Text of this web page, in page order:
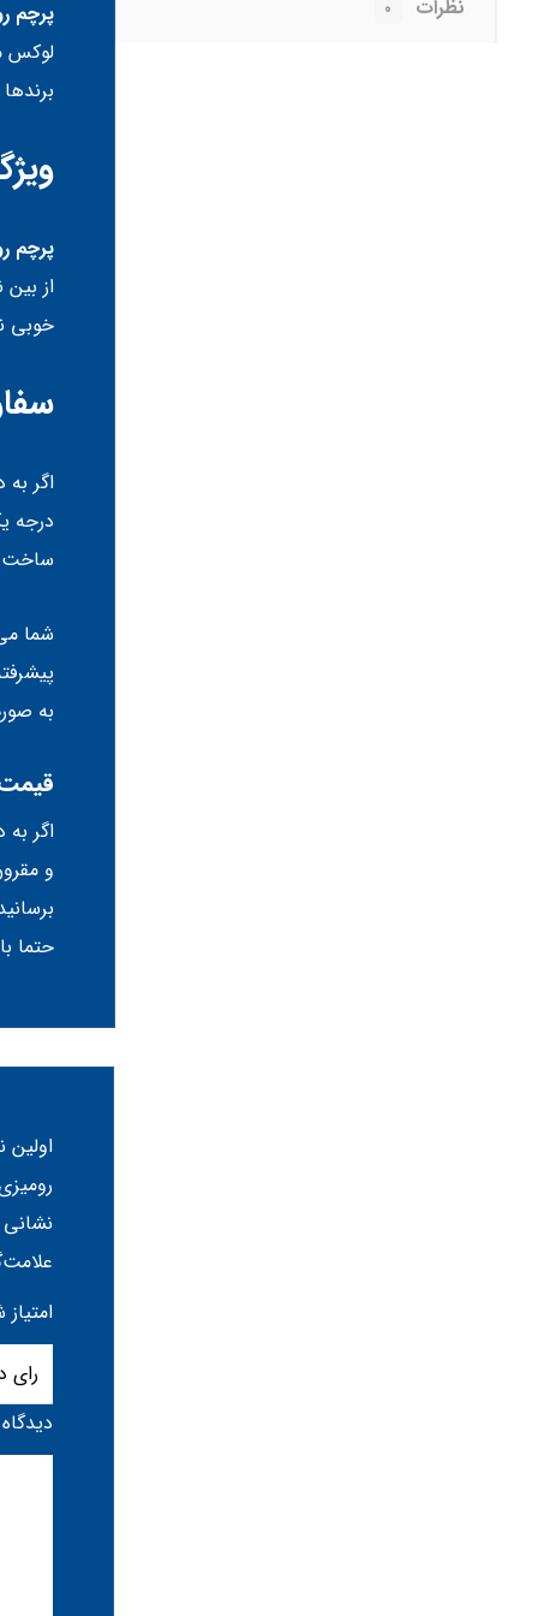
نظرات ۰
پرچم
لوکس
پرچم
از
خوبی
اگر
درجه
ساخت
شما
به
اگر به
و
حتما